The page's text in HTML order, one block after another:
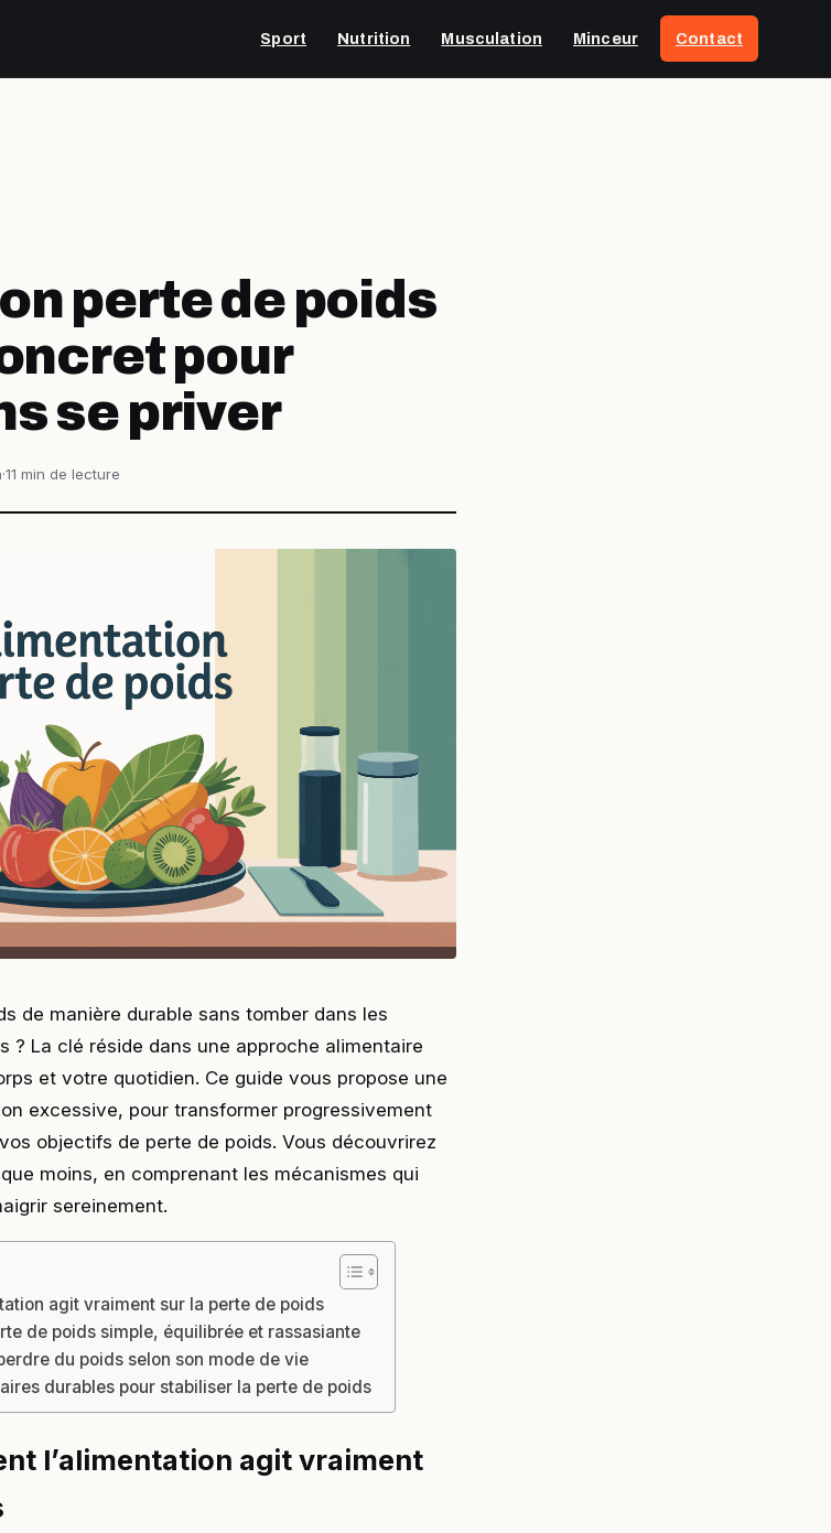
Sport Nutrition Musculation Minceur Contact
perte de poids
pour
se priver
·11 min de lecture
de manière durable sans tomber dans les
? La clé réside dans une approche alimentaire
et votre quotidien. Ce guide vous propose une
excessive, pour transformer progressivement
objectifs de perte de poids. Vous découvrirez
moins, en comprenant les mécanismes qui
sereinement.
agit vraiment sur la perte de poids
de poids simple, équilibrée et rassasiante
du poids selon son mode de vie
durables pour stabiliser la perte de poids
l’alimentation agit vraiment